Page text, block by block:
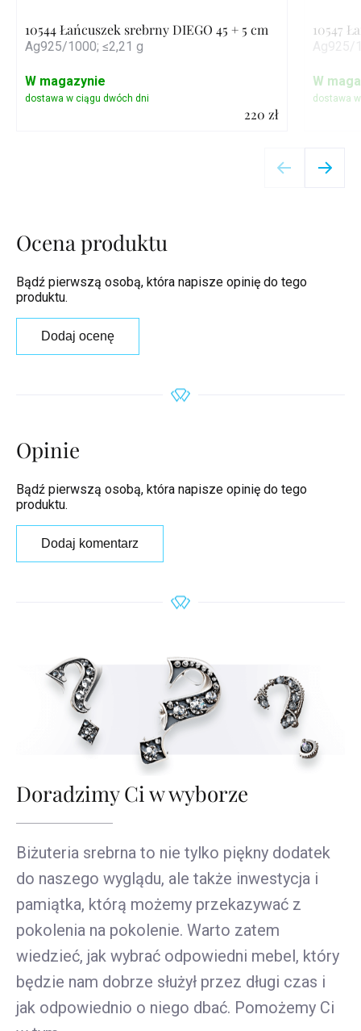
10544 Łańcuszek srebrny DIEGO 45 + 5 cm
Ag925/1000; ≤2,21 g
220 zł
W magazynie
10547
W
Ocena produktu
Bądź pierwszą osobą, która napisze opinię do tego
produktu.
Dodaj ocenę
Opinie
Bądź pierwszą osobą, która napisze opinię do tego
produktu.
Dodaj komentarz
Doradzimy Ci w wyborze
Biżuteria srebrna to nie tylko piękny dodatek
do naszego wyglądu, ale także inwestycja i
pamiątka, którą możemy przekazywać z
pokolenia na pokolenie. Warto zatem
wiedzieć, jak wybrać odpowiedni mebel, który
będzie nam dobrze służył przez długi czas i
jak odpowiednio o niego dbać. Pomożemy Ci